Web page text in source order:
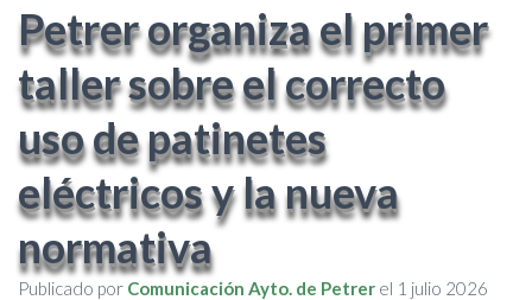
Petrer organiza el primer
taller sobre el correcto
uso de patinetes
eléctricos y la nueva
normativa
Publicado por Comunicación Ayto. de Petrer el 1 julio 2026